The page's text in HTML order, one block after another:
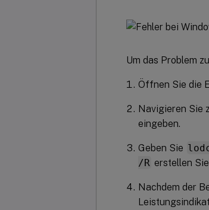
Um das Problem
Öffnen Sie die
Navigieren Sie
eingeben.
Geben Sie
/R erstellen
Nachdem der